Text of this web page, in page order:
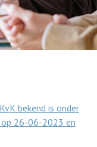
bekend is onder
26-06-2023 en